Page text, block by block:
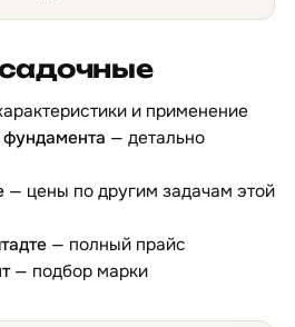
и применение
— детально
— цены по другим задачам этой
— полный прайс
— подбор марки